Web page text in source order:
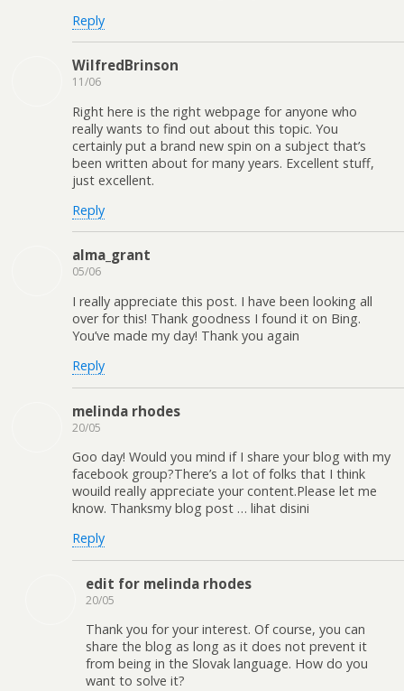
Reply
WilfredBrinson
11/06
Right here is the right webpage for anyone who
really wants to find out about this topic. You
certainly put a brand new spin on a subject that’s
been written about for many years. Excellent stuff,
just excellent.
Reply
alma_grant
05/06
I really appreciate this post. I have been looking all
over for this! Thank goodness I found it on Bing.
You’ve made my day! Thank you again
Reply
melinda rhodes
20/05
Gooԁ day! Would you mind іf I share your blog with my
facebook group?There’s a ⅼot of folks that I think
wouild realⅼy appгeciate y᧐ur content.Please let me
know. Thanksmy blog post … lihat disini
Reply
edit for melinda rhodes
20/05
Thank you for your interest. Of course, you can
share the blog as long as it does not prevent it
from being in the Slovak language. How do you
want to solve it?